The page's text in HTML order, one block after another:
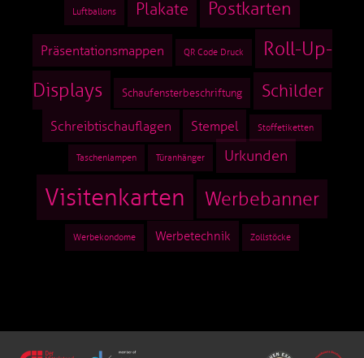
Luftballons Plakate Postkarten
Präsentationsmappen QR Code Druck
Roll-Up-
Displays
Schaufensterbeschriftung Schilder
Schreibtischauflagen Stempel Stoffetiketten
Taschenlampen Türanhänger Urkunden
Visitenkarten Werbebanner
Werbekondome Werbetechnik Zollstöcke